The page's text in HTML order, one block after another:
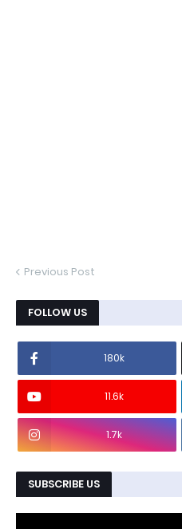
Previous Post
FOLLOW US
180k
11.6k
1.7k
SUBSCRIBE US